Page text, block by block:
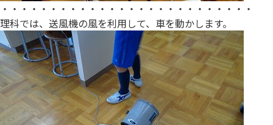
・・・・・・・・・・・・・・・・・・・・・・・・・・
理科では、送風機の風を利用して、車を動かします。